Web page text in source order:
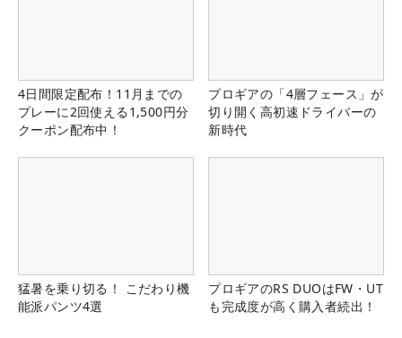
4日間限定配布！11月までの
プレーに2回使える1,500円分
クーポン配布中！
プロギアの「4層フェース」が
切り開く高初速ドライバーの
新時代
猛暑を乗り切る！ こだわり機
能派パンツ4選
プロギアのRS DUOはFW・UT
も完成度が高く購入者続出！